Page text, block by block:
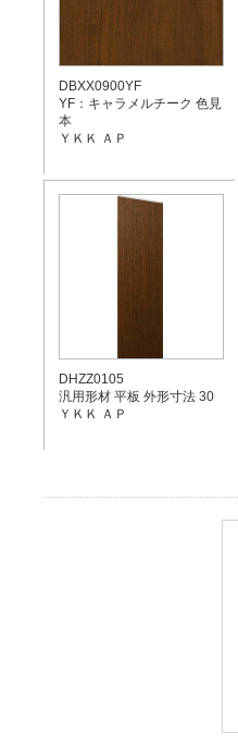
DBXX0900YF
YF：キャラメルチーク 色見
本
ＹＫＫ ＡＰ
DHZZ0105
汎用形材 平板 外形寸法 30
ＹＫＫ ＡＰ